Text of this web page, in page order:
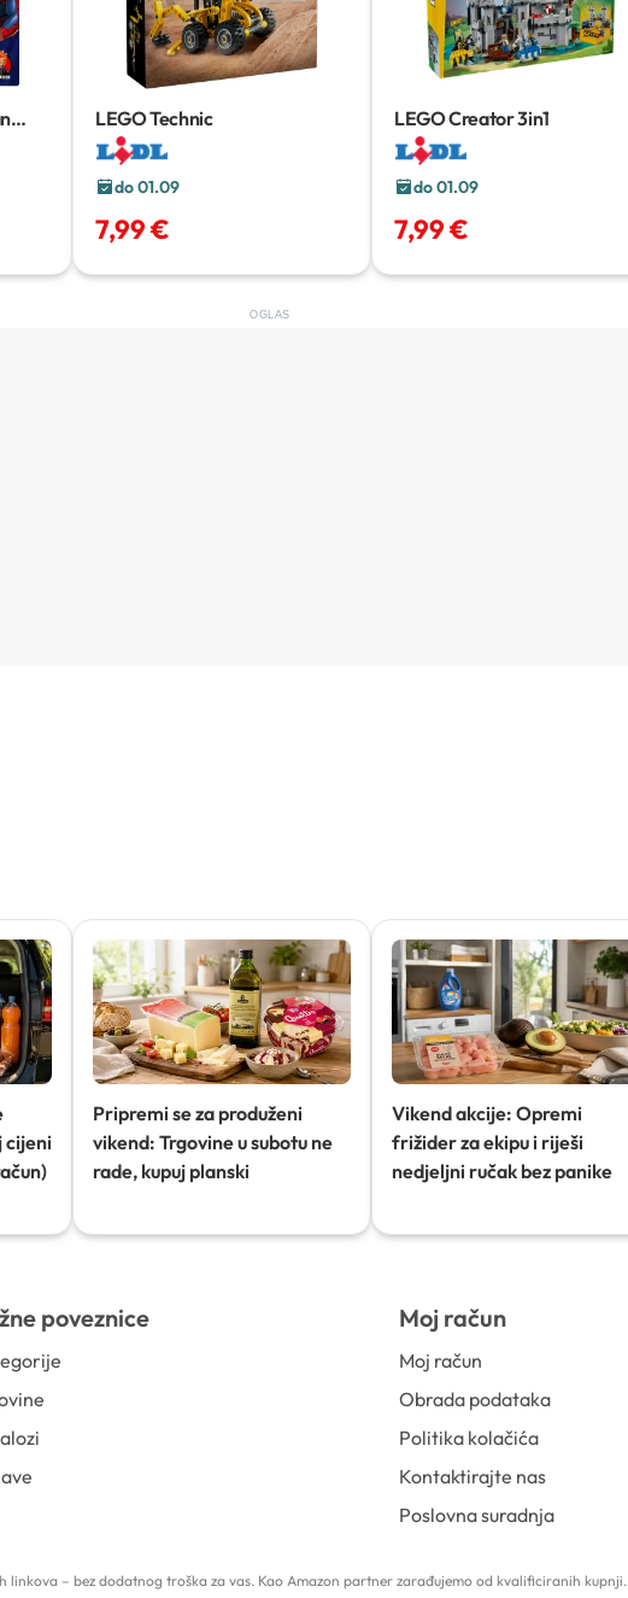
LEGO Technic
do 01.09
7,99 €
LEGO Creator 3in1
do 01.09
7,99 €
OGLAS
cijeni
Pripremi se za produženi
vikend: Trgovine u subotu ne
rade, kupuj planski
Vikend akcije: Opremi
frižider za ekipu i riješi
nedjeljni ručak bez panike
poveznice Moj račun
Moj račun
Obrada podataka
Politika kolačića
Kontaktirajte nas
Poslovna suradnja
– bez dodatnog troška za vas. Kao Amazon partner zarađujemo od kvalificiranih kupnji.